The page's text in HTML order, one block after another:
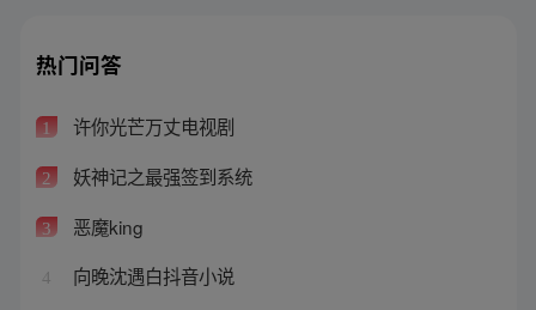
热门问答
1 许你光芒万丈电视剧
2 妖神记之最强签到系统
3 恶魔king
4 向晚沈遇白抖音小说